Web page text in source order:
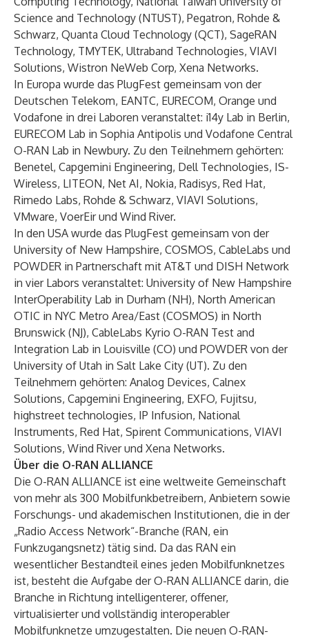
Science and Technology (NTUST), Pegatron, Rohde &
Schwarz, Quanta Cloud Technology (QCT), SageRAN
Technology, TMYTEK, Ultraband Technologies, VIAVI
Solutions, Wistron NeWeb Corp, Xena Networks.
In Europa wurde das PlugFest gemeinsam von der
Deutschen Telekom, EANTC, EURECOM, Orange und
Vodafone in drei Laboren veranstaltet: i14y Lab in Berlin,
EURECOM Lab in Sophia Antipolis und Vodafone Central
O-RAN Lab in Newbury. Zu den Teilnehmern gehörten:
Benetel, Capgemini Engineering, Dell Technologies, IS-
Wireless, LITEON, Net AI, Nokia, Radisys, Red Hat,
Rimedo Labs, Rohde & Schwarz, VIAVI Solutions,
VMware, VoerEir und Wind River.
In den USA wurde das PlugFest gemeinsam von der
University of New Hampshire, COSMOS, CableLabs und
POWDER in Partnerschaft mit AT&T und DISH Network
in vier Labors veranstaltet: University of New Hampshire
InterOperability Lab in Durham (NH), North American
OTIC in NYC Metro Area/East (COSMOS) in North
Brunswick (NJ), CableLabs Kyrio O-RAN Test and
Integration Lab in Louisville (CO) und POWDER von der
University of Utah in Salt Lake City (UT). Zu den
Teilnehmern gehörten: Analog Devices, Calnex
Solutions, Capgemini Engineering, EXFO, Fujitsu,
highstreet technologies, IP Infusion, National
Instruments, Red Hat, Spirent Communications, VIAVI
Solutions, Wind River und Xena Networks.
Über die O-RAN ALLIANCE
Die O-RAN ALLIANCE ist eine weltweite Gemeinschaft
von mehr als 300 Mobilfunkbetreibern, Anbietern sowie
Forschungs- und akademischen Institutionen, die in der
„Radio Access Network“-Branche (RAN, ein
Funkzugangsnetz) tätig sind. Da das RAN ein
wesentlicher Bestandteil eines jeden Mobilfunknetzes
ist, besteht die Aufgabe der O-RAN ALLIANCE darin, die
Branche in Richtung intelligenterer, offener,
virtualisierter und vollständig interoperabler
Mobilfunknetze umzugestalten. Die neuen O-RAN-